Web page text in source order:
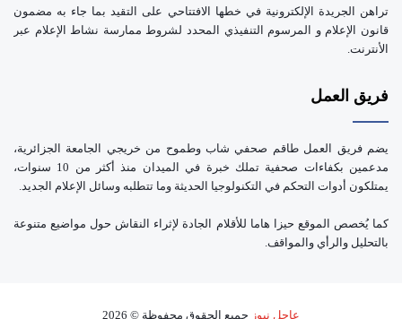
تراهن الجريدة الإلكترونية في خطها الافتتاحي على التقيد بما جاء به مضمون
قانون الإعلام و المرسوم التنفيذي المحدد لشروط ممارسة نشاط الإعلام عبر
الأنترنت.
فريق العمل
يضم فريق العمل طاقم صحفي شاب وطموح من خريجي الجامعة الجزائرية،
مدعمين بكفاءات صحفية تملك خبرة في الميدان منذ أكثر من 10 سنوات،
يمتلكون أدوات التحكم في التكنولوجيا الحديثة وما تتطلبه وسائل الإعلام الجديد.
كما يُخصص الموقع حيزا هاما للأقلام الجادة لإثراء النقاش حول مواضيع متنوعة
بالتحليل والرأي والمواقف.
عاجل نيوز جميع الحقوق محفوظة © 2026